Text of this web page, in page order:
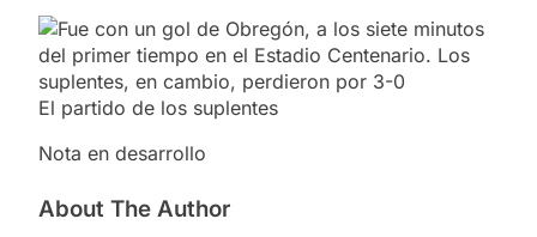
El partido de los suplentes
Nota en desarrollo
About The Author